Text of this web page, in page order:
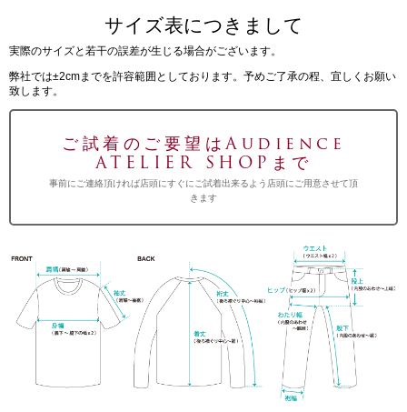
サイズ表につきまして
実際のサイズと若干の誤差が生じる場合がございます。
弊社では±2cmまでを許容範囲としております。予めご了承の程、宜しくお願い
致します。
ご試着のご要望はAudience
ATELIER SHOPまで
事前にご連絡頂ければ店頭にすぐにご試着出来るよう店頭にご用意させて頂
きます